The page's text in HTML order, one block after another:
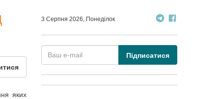
яких
3 Серпня 2026, Понеділок
Підписатися